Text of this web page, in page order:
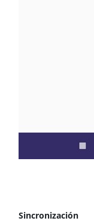
Sincronización